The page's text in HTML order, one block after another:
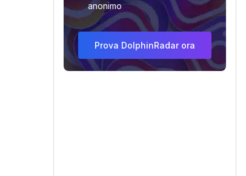
anonimo
Prova DolphinRadar ora